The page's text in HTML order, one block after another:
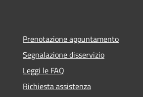
Prenotazione appuntamento
Segnalazione disservizio
Leggi le FAQ
Richiesta assistenza